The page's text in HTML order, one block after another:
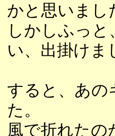
かと思いまし
しかしふっ
い、出掛けま
すると、あの
た。
風で折れた